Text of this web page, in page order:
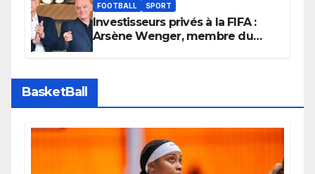
FOOTBALL SPORT
Investisseurs privés à la FIFA :
Arsène Wenger, membre du
BasketBall